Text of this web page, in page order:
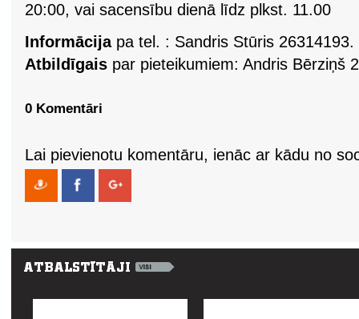
20:00, vai sacensību dienā līdz plkst. 11.00
Informācijapa tel. : Sandris Stūris 26314193.
Atbildīgais par pieteikumiem: Andris Bērziņš
0 Komentāri
Lai pievienotu komentāru, ienāc ar kādu no